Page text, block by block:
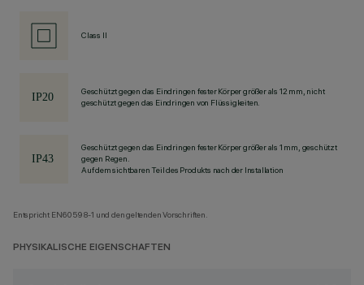
Class II
Geschützt gegen das Eindringen fester Körper größer als 12 mm, nicht
geschützt gegen das Eindringen von Flüssigkeiten.
Geschützt gegen das Eindringen fester Körper größer als 1 mm, geschützt
gegen Regen.
Auf dem sichtbaren Teil des Produkts nach der Installation
Entspricht EN60598-1 und den geltenden Vorschriften.
PHYSIKALISCHE EIGENSCHAFTEN